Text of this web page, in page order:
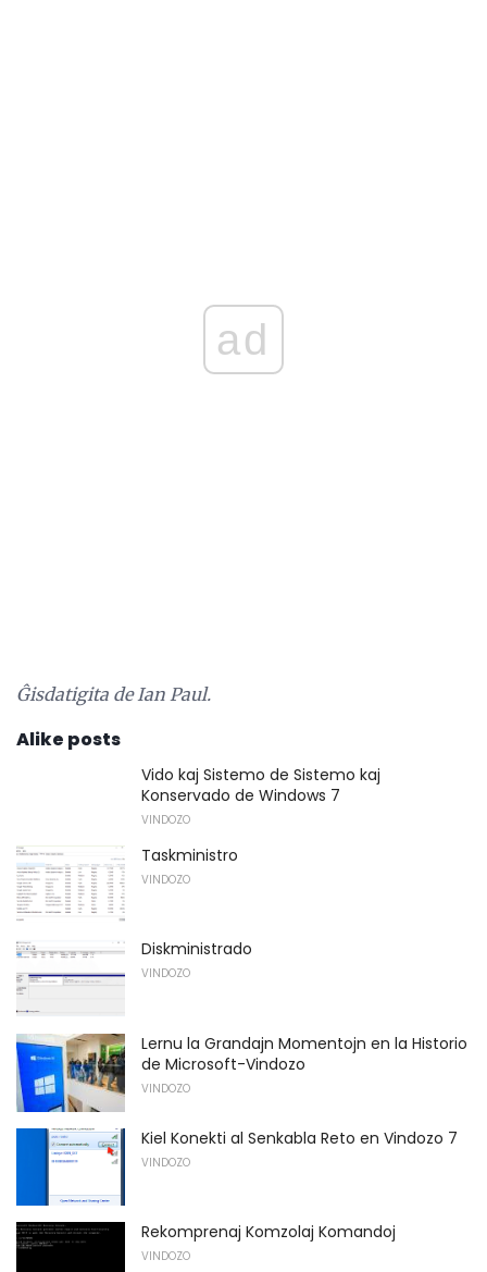
ad
Ĝisdatigita de Ian Paul.
Alike posts
Vido kaj Sistemo de Sistemo kaj
Konservado de Windows 7
VINDOZO
Taskministro
VINDOZO
Diskministrado
VINDOZO
Lernu la Grandajn Momentojn en la Historio
de Microsoft-Vindozo
VINDOZO
Kiel Konekti al Senkabla Reto en Vindozo 7
VINDOZO
Rekomprenaj Komzolaj Komandoj
VINDOZO